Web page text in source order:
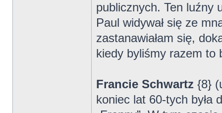
publicznych. Ten luźny
Paul widywał się ze
zastanawiałam się,
kiedy byliśmy razem to
Francie Schwartz {8}
koniec lat 60-tych była